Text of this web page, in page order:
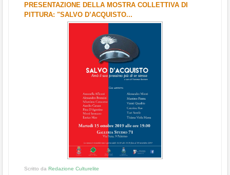
PRESENTAZIONE DELLA MOSTRA COLLETTIVA DI
PITTURA: "SALVO D’ACQUISTO...
Scritto da Redazione Culturelite